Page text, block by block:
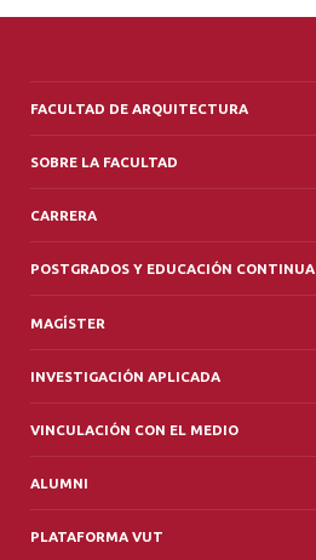
FACULTAD DE ARQUITECTURA
SOBRE LA FACULTAD
CARRERA
POSTGRADOS Y EDUCACIÓN CONTINUA
MAGÍSTER
INVESTIGACIÓN APLICADA
VINCULACIÓN CON EL MEDIO
ALUMNI
PLATAFORMA VUT